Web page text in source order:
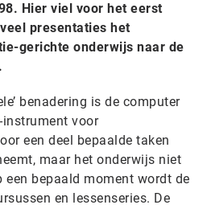
Hier viel voor het eerst
presentaties het
gerichte onderwijs naar de
benadering is de computer
voor
een deel bepaalde taken
maar het onderwijs niet
een bepaald moment wordt de
en lessenseries. De